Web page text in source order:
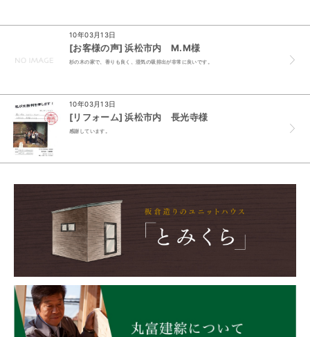
10年03月13日
[お客様の声] 浜松市内 M.M様
杉の木の家で、香りも良く、湿気の吸排出が非常に良いです。
10年03月13日
[リフォーム] 浜松市内 長光寺様
感謝しています。